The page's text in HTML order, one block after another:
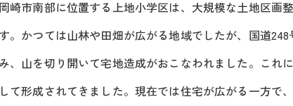
岡崎市南部に位置する上地小学区は、大規模な土地区画
す。かつては山林や田畑が広がる地域でしたが、国道
み、山を切り開いて宅地造成がおこなわれました。これ
して形成されてきました。現在では住宅が広がる一方